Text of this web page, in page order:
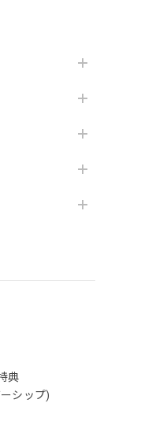
典
シップ)